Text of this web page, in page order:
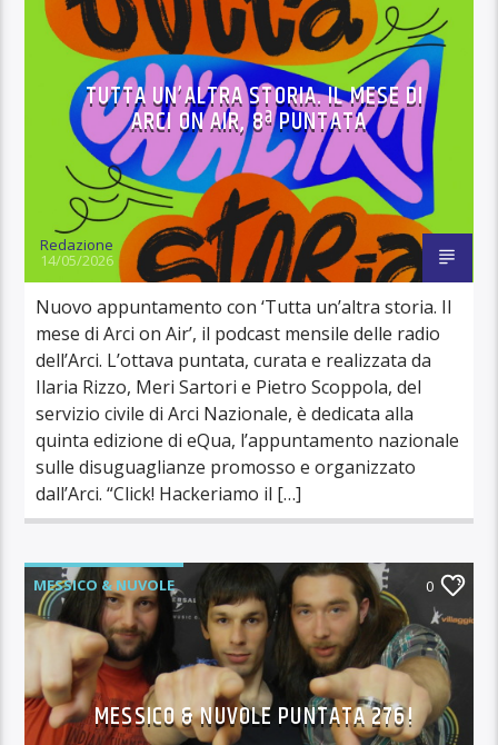
AIR
TUTTA UN’ALTRA STORIA. IL MESE DI
ARCI ON AIR, 8ª PUNTATA
Redazione
14/05/2026
Nuovo appuntamento con ‘Tutta un’altra storia. Il
mese di Arci on Air’, il podcast mensile delle radio
dell’Arci. L’ottava puntata, curata e realizzata da
Ilaria Rizzo, Meri Sartori e Pietro Scoppola, del
servizio civile di Arci Nazionale, è dedicata alla
quinta edizione di eQua, l’appuntamento nazionale
sulle disuguaglianze promosso e organizzato
dall’Arci. “Click! Hackeriamo il […]
MESSICO & NUVOLE 0
MESSICO & NUVOLE PUNTATA 276!